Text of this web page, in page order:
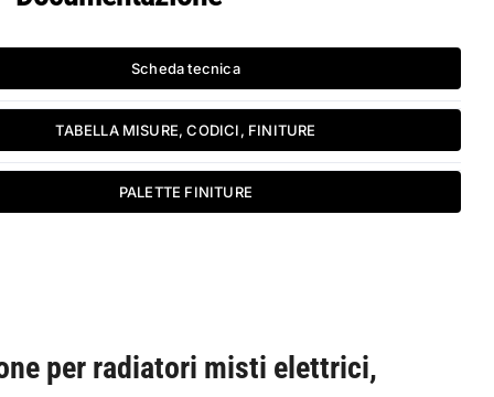
Scheda tecnica
TABELLA MISURE, CODICI, FINITURE
PALETTE FINITURE
per radiatori misti elettrici,